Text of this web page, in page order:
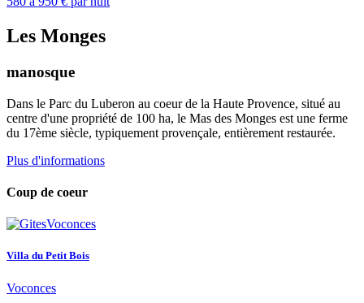
Les Monges
manosque
Dans le Parc du Luberon au coeur de la Haute Provence, situé au
centre d'une propriété de 100 ha, le Mas des Monges est une ferme
du 17ème siècle, typiquement provençale, entièrement restaurée.
Plus d'informations
Coup de coeur
Villa du Petit Bois
Voconces